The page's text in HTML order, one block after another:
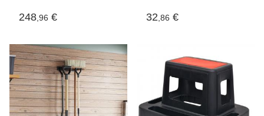
90x40x50 cm Inox
(Gris)
248,96 € 32,86 €